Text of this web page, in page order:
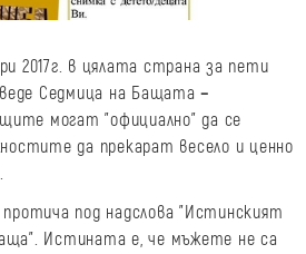
2017г. в цялата страна за пети
Седмица на Бащата –
могат "официално" да се
да прекарат весело и ценно
под надслова "Истинският
Истината е, че мъжете не са